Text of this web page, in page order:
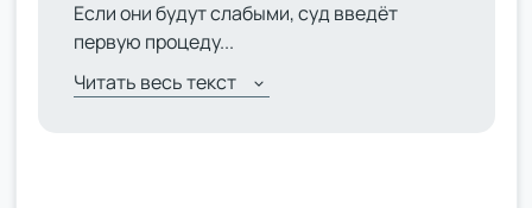
Если они будут слабыми, суд введёт
первую процеду...
Читать весь текст